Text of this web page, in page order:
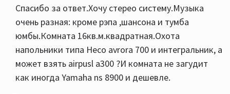
Спасибо за ответ.Хочу стерео систему.Музыка
очень разная: кроме рэпа ,шансона и тумба
юмбы.Комната 16кв.м.квадратная.Охота
напольники типа Heco avrora 700 и интегральник, а
может взять airpusl a300 ?И комната не загудит
как иногда Yamaha ns 8900 и дешевле.